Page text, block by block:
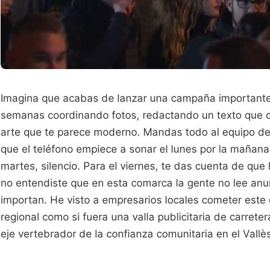
Imagina que acabas de lanzar una campaña
semanas coordinando fotos, redactando un texto que
arte que te parece moderno. Mandas todo al equipo
que el teléfono empiece a sonar el lunes por la
martes, silencio. Para el viernes, te das cuenta de
no entendiste que en esta comarca la gente no lee
importan. He visto a empresarios locales cometer
regional como si fuera una valla publicitaria de
eje vertebrador de la confianza comunitaria en el